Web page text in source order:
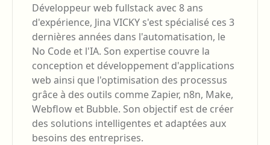
Développeur web fullstack avec 8 ans
d'expérience, Jina VICKY s'est spécialisé ces 3
dernières années dans l'automatisation, le
No Code et l'IA. Son expertise couvre la
conception et développement d'applications
web ainsi que l'optimisation des processus
grâce à des outils comme Zapier, n8n, Make,
Webflow et Bubble. Son objectif est de créer
des solutions intelligentes et adaptées aux
besoins des entreprises.